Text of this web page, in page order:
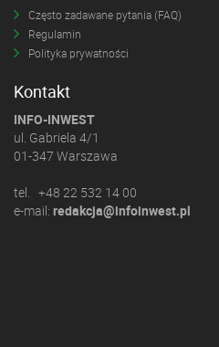
Często zadawane pytania (FAQ)
Regulamin
Polityka prywatności
Kontakt
INFO-INWEST
ul. Gabriela 4/1
01-347 Warszawa
tel. +48 22 532 14 00
e-mail: redakcja@infoinwest.pl